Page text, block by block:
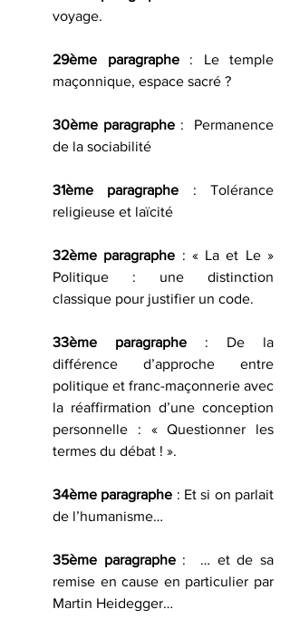
voyage.
29ème paragraphe : Le temple
maçonnique, espace sacré ?
30ème paragraphe :  Permanence
de la sociabilité
31ème paragraphe : Tolérance
religieuse et laïcité
32ème paragraphe : « La et Le »
Politique : une distinction
classique pour justifier un code.
33ème paragraphe : De la
différence d’approche entre
politique et franc-maçonnerie avec
la réaffirmation d’une conception
personnelle : « Questionner les
termes du débat ! ».
34ème paragraphe : Et si on parlait
de l’humanisme…
35ème paragraphe :  … et de sa
remise en cause en particulier par
Martin Heidegger…